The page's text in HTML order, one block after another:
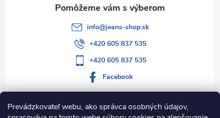
Prevádzkovateľ webu, ako správca osobných údajov,
info@jeans-shop.sk
+420 605 837 535
+420 605 837 535
Facebook